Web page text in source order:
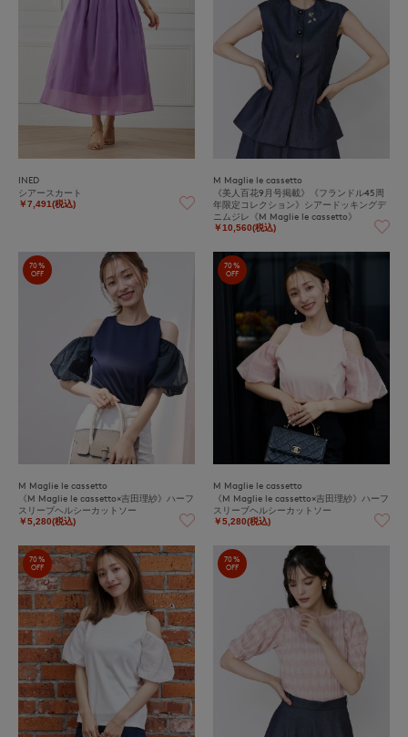
INED
シアースカート
￥7,491(税込)
M Maglie le cassetto
《美人百花9月号掲載》《フランドル45周
年限定コレクション》シアードッキングデ
ニムジレ《M Maglie le cassetto》
￥10,560(税込)
70%
OFF
M Maglie le cassetto
《M Maglie le cassetto×吉田理紗》ハーフ
スリーブヘルシーカットソー
￥5,280(税込)
70%
OFF
M Maglie le cassetto
《M Maglie le cassetto×吉田理紗》ハーフ
スリーブヘルシーカットソー
￥5,280(税込)
70%
OFF
70%
OFF